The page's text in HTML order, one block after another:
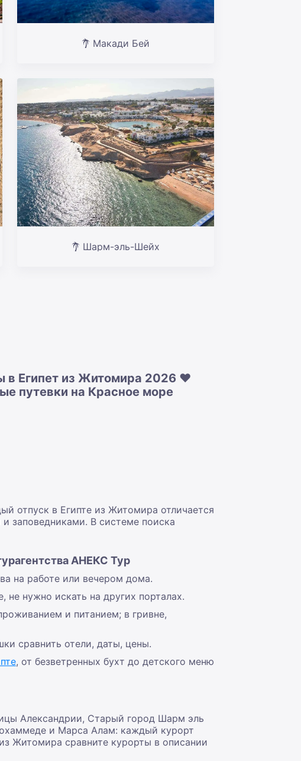
Макади Бей
Шарм-эль-Шейх
в Египет из Житомира 2026 ❤️
путевки на Красное море
отпуск в Египте из Житомира отличается
заповедниками. В системе поиска
АНЕКС Тур
на работе или вечером дома.
нужно искать на других порталах.
и питанием; в гривне,
сравнить отели, даты, цены.
, от безветренных бухт до детского меню
Александрии, Старый город Шарм эль
и Марса Алам: каждый курорт
Житомира сравните курорты в описании